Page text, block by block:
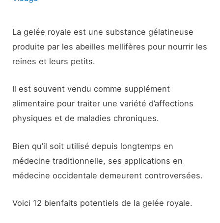
La gelée royale est une substance gélatineuse
produite par les abeilles mellifères pour nourrir les
reines et leurs petits.
Il est souvent vendu comme supplément
alimentaire pour traiter une variété d’affections
physiques et de maladies chroniques.
Bien qu’il soit utilisé depuis longtemps en
médecine traditionnelle, ses applications en
médecine occidentale demeurent controversées.
Voici 12 bienfaits potentiels de la gelée royale.